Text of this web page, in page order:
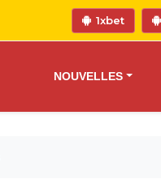
1xbet
NOUVELLES